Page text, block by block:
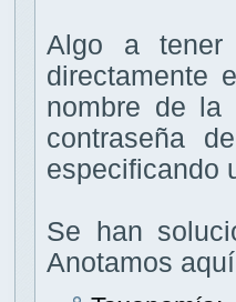
Algo a
directamente
nombre de
contraseña
especificando
Se han
Anotamos